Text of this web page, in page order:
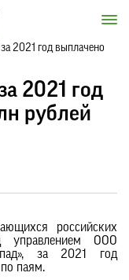
2021 год выплачено
2021 год
рублей
российских
управлением ООО
за 2021 год
паям.